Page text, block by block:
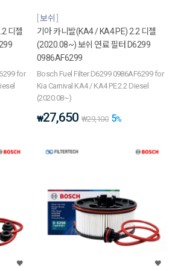
디젤
for
보쉬
기아 카니발(KA4 / KA4 PE) 2.2 디젤
(2020.08~) 보쉬 연료 필터 D6299
0986AF6299
Bosch Fuel Filter D6299 0986AF6299 for
Kia Carnival KA4 / KA4 PE 2.2 Diesel
(2020.08~)
₩27,650 ₩29,100 5%